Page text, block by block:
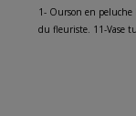
1- Ourson en peluche
du fleuriste. 11-Vase